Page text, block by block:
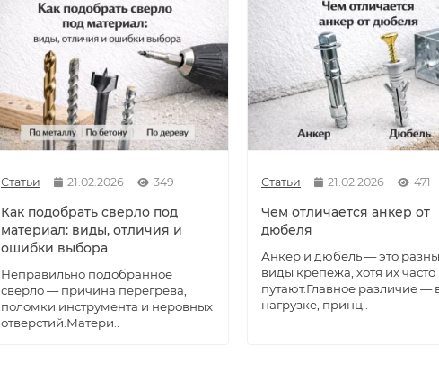
Статьи 21.02.2026 349
Как подобрать сверло под
материал: виды, отличия и
ошибки выбора
Неправильно подобранное
сверло — причина перегрева,
поломки инструмента и неровных
отверстий.Матери..
Статьи 21.02.2026 471
Чем отличается анкер от
дюбеля
Анкер и дюбель — это
виды крепежа, хотя их часто
путают.Главное различие —
нагрузке, принц..